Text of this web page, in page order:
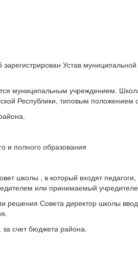
Устав
муниципальным учреждением.
Республики, типовым
и полного образования
школы , в который входят
или принимаемый
Совета директор школы
счет бюджета района.